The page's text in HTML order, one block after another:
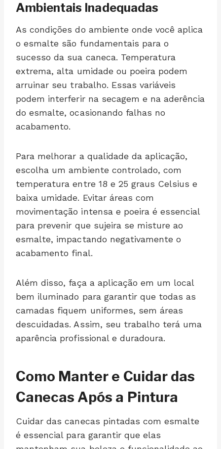
Ambientais Inadequadas
As condições do ambiente onde você aplica
o esmalte são fundamentais para o
sucesso da sua caneca. Temperatura
extrema, alta umidade ou poeira podem
arruinar seu trabalho. Essas variáveis
podem interferir na secagem e na aderência
do esmalte, ocasionando falhas no
acabamento.
Para melhorar a qualidade da aplicação,
escolha um ambiente controlado, com
temperatura entre 18 e 25 graus Celsius e
baixa umidade. Evitar áreas com
movimentação intensa e poeira é essencial
para prevenir que sujeira se misture ao
esmalte, impactando negativamente o
acabamento final.
Além disso, faça a aplicação em um local
bem iluminado para garantir que todas as
camadas fiquem uniformes, sem áreas
descuidadas. Assim, seu trabalho terá uma
aparência profissional e duradoura.
Como Manter e Cuidar das
Canecas Após a Pintura
Cuidar das canecas pintadas com esmalte
é essencial para garantir que elas